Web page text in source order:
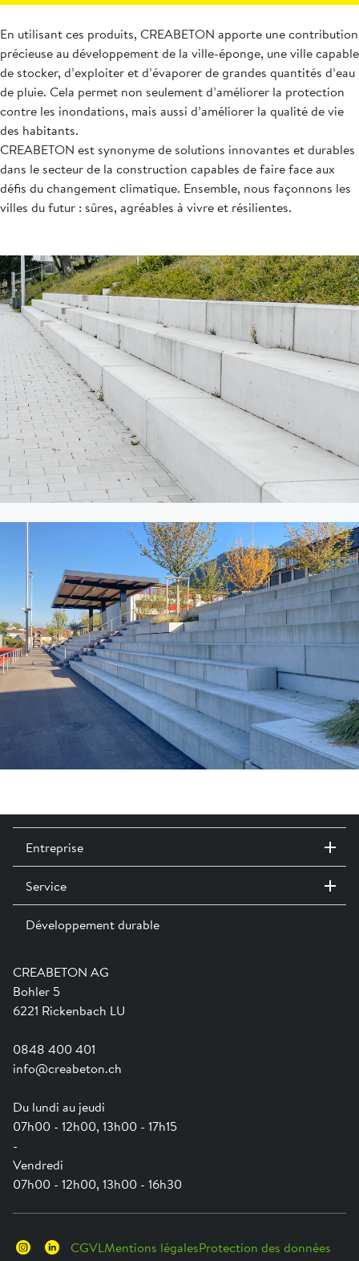
En utilisant ces produits, CREABETON apporte une contribution
précieuse au développement de la ville-éponge, une ville capable
de stocker, d’exploiter et d’évaporer de grandes quantités d’eau
de pluie. Cela permet non seulement d’améliorer la protection
contre les inondations, mais aussi d’améliorer la qualité de vie
des habitants.
CREABETON est synonyme de solutions innovantes et durables
dans le secteur de la construction capables de faire face aux
défis du changement climatique. Ensemble, nous façonnons les
villes du futur : sûres, agréables à vivre et résilientes.
CREABETON AG
Bohler 5
6221 Rickenbach LU
0848 400 401
info@creabeton.ch
Du lundi au jeudi
07h00 - 12h00, 13h00 - 17h15
-
Vendredi
07h00 - 12h00, 13h00 - 16h30
Entreprise
Contact / Sites
Expositions permanentes
Team
Formation
Service
Services
Aide en ligne
Guide pratique pour la mise en oeuvre
Newsletter
Développement durable
Engagement
Swissness
Ville-éponge
CGVLMentions légalesProtection des données